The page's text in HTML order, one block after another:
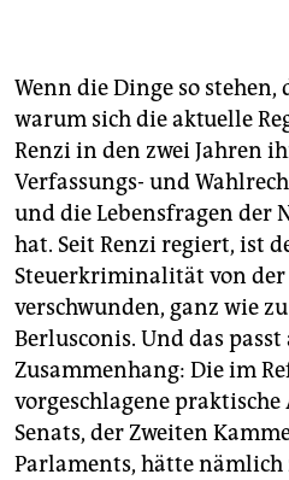
Wenn die Dinge so
warum sich die aktuelle
Renzi in den zwei Jahren
Verfassungs- und
und die Lebensfragen der
hat. Seit Renzi regiert, ist
Steuerkriminalität von
verschwunden, ganz wie
Berlusconis. Und das
Zusammenhang: Die im
vorgeschlagene praktische
Senats, der Zweiten
Parlaments, hätte